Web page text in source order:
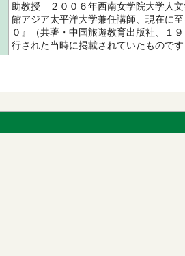
助教授 ２００６年西南女学院大学人
館アジア太平洋大学兼任講師、現在に
０』（共著・中国旅遊教育出版社、１
行された当時に掲載されていたもので